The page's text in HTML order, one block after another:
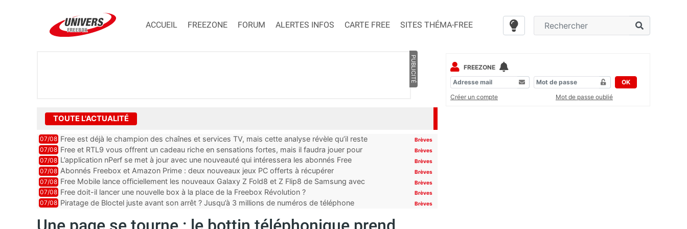
ACCUEIL FREEZONE FORUM ALERTES INFOS CARTE FREE SITES THÉMA-FREE
PUBLICITÉ
TOUTE L'ACTUALITÉ
07/08 Free est déjà le champion des chaînes et services TV, mais cette analyse révèle qu’il reste
encore au moin...
Brèves
07/08 Free et RTL9 vous offrent un cadeau riche en sensations fortes, mais il faudra jouer pour
l’obtenir
Brèves
07/08 L’application nPerf se met à jour avec une nouveauté qui intéressera les abonnés Free
Mobile, Orange, SFR ...
Brèves
07/08 Abonnés Freebox et Amazon Prime : deux nouveaux jeux PC offerts à récupérer Brèves
07/08 Free Mobile lance officiellement les nouveaux Galaxy Z Fold8 et Z Flip8 de Samsung avec
des promos et des cadeaux
Brèves
07/08 Free doit-il lancer une nouvelle box à la place de la Freebox Révolution ? Brèves
07/08 Piratage de Bloctel juste avant son arrêt ? Jusqu’à 3 millions de numéros de téléphone
Brèves
FREEZONE
OK
Créer un compte
Mot de passe oublié